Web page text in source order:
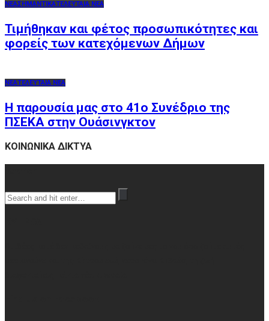
ΝΕΑΣΗΜΑΝΤΙΚΑΤΕΛΕΥΤΑΙΑ ΝΕΑ
Τιμήθηκαν και φέτος προσωπικότητες και
φορείς των κατεχόμενων Δήμων
ΝΕΑΤΕΛΕΥΤΑΙΑ ΝΕΑ
Η παρουσία μας στο 41ο Συνέδριο της
ΠΣΕΚΑ στην Ουάσινγκτον
ΚΟΙΝΩΝΙΚΑ ΔΙΚΤΥΑ